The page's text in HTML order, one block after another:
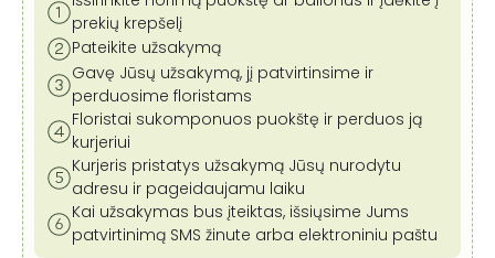
prekių krepšelį
Pateikite užsakymą
Gavę Jūsų užsakymą, jį patvirtinsime ir
perduosime floristams
Floristai sukomponuos puokštę ir perduos ją
kurjeriui
Kurjeris pristatys užsakymą Jūsų nurodytu
adresu ir pageidaujamu laiku
Kai užsakymas bus įteiktas, išsiųsime Jums
patvirtinimą SMS žinute arba elektroniniu paštu